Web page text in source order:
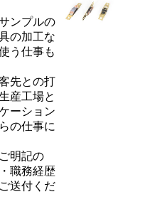
ンプルの
の加工な
う仕事も
先との打
産工場と
ーション
の仕事に
明記の
職務経歴
送付くだ